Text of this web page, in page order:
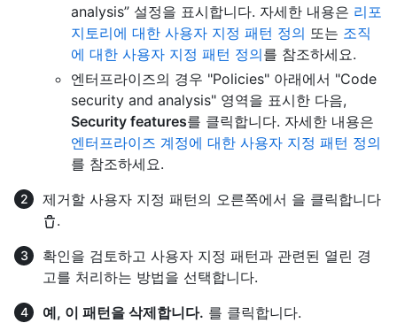
analysis” 설정을 표시합니다. 자세한 내용은 리포
지토리에 대한 사용자 지정 패턴 정의 또는 조직
에 대한 사용자 지정 패턴 정의를 참조하세요.
엔터프라이즈의 경우 "Policies" 아래에서 "Code
security and analysis" 영역을 표시한 다음,
Security features를 클릭합니다. 자세한 내용은
엔터프라이즈 계정에 대한 사용자 지정 패턴 정의
를 참조하세요.
제거할 사용자 지정 패턴의 오른쪽에서 을 클릭합니다
.
확인을 검토하고 사용자 지정 패턴과 관련된 열린 경
고를 처리하는 방법을 선택합니다.
예, 이 패턴을 삭제합니다. 를 클릭합니다.